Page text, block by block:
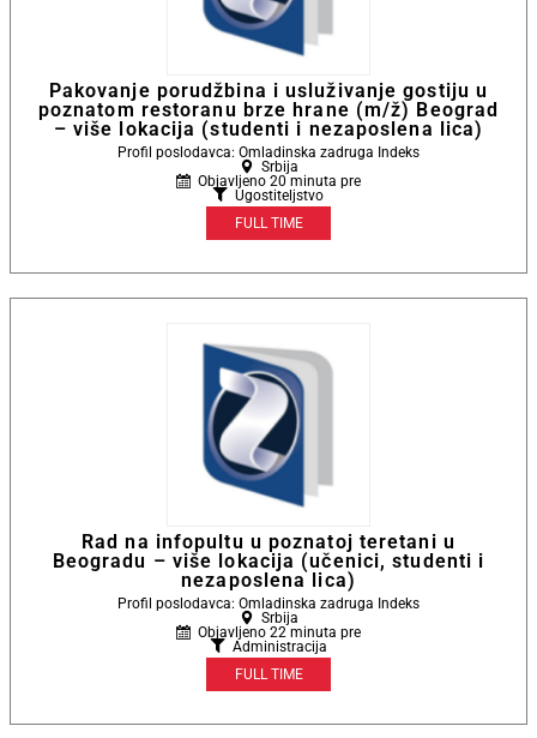
Pakovanje porudžbina i usluživanje gostiju u
poznatom restoranu brze hrane (m/ž) Beograd
– više lokacija (studenti i nezaposlena lica)
Profil poslodavca: Omladinska zadruga Indeks
Srbija
Objavljeno 20 minuta pre
Ugostiteljstvo
FULL TIME
Rad na infopultu u poznatoj teretani u
Beogradu – više lokacija (učenici, studenti i
nezaposlena lica)
Profil poslodavca: Omladinska zadruga Indeks
Srbija
Objavljeno 22 minuta pre
Administracija
FULL TIME